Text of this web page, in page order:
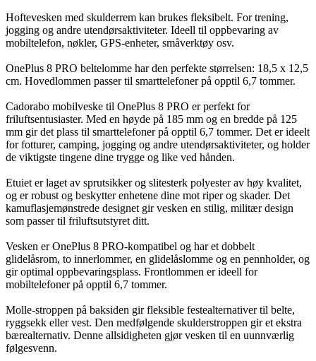
Hoftevesken med skulderrem kan brukes fleksibelt. For trening,
jogging og andre utendørsaktiviteter. Ideell til oppbevaring av
mobiltelefon, nøkler, GPS-enheter, småverktøy osv.
OnePlus 8 PRO beltelomme har den perfekte størrelsen: 18,5 x 12,5
cm. Hovedlommen passer til smarttelefoner på opptil 6,7 tommer.
Cadorabo mobilveske til OnePlus 8 PRO er perfekt for
friluftsentusiaster. Med en høyde på 185 mm og en bredde på 125
mm gir det plass til smarttelefoner på opptil 6,7 tommer. Det er ideelt
for fotturer, camping, jogging og andre utendørsaktiviteter, og holder
de viktigste tingene dine trygge og like ved hånden.
Etuiet er laget av sprutsikker og slitesterk polyester av høy kvalitet,
og er robust og beskytter enhetene dine mot riper og skader. Det
kamuflasjemønstrede designet gir vesken en stilig, militær design
som passer til friluftsutstyret ditt.
Vesken er OnePlus 8 PRO-kompatibel og har et dobbelt
glidelåsrom, to innerlommer, en glidelåslomme og en pennholder, og
gir optimal oppbevaringsplass. Frontlommen er ideell for
mobiltelefoner på opptil 6,7 tommer.
Molle-stroppen på baksiden gir fleksible festealternativer til belte,
ryggsekk eller vest. Den medfølgende skulderstroppen gir et ekstra
bærealternativ. Denne allsidigheten gjør vesken til en uunnværlig
følgesvenn.